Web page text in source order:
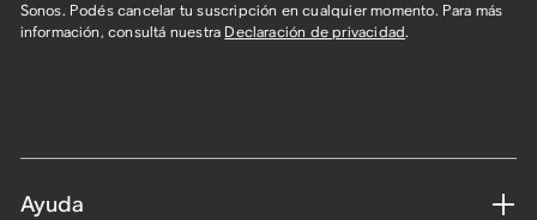
Sonos. Podés cancelar tu suscripción en cualquier momento. Para más
información, consultá nuestra Declaración de privacidad.
Ayuda